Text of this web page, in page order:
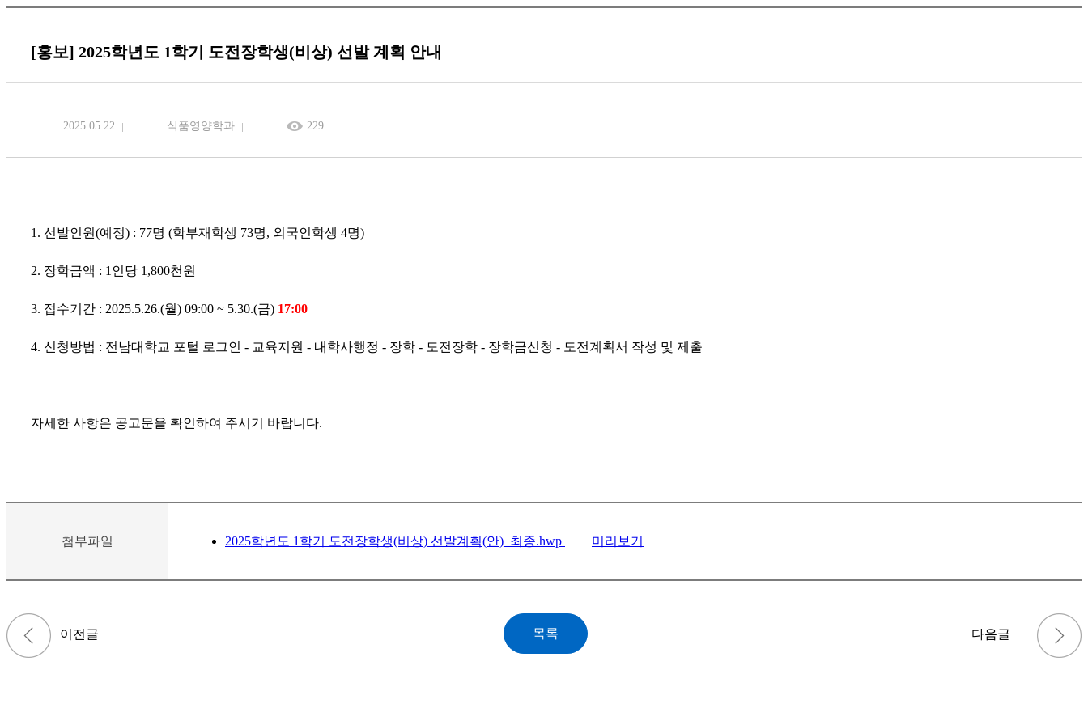
[홍보] 2025학년도 1학기 도전장학생(비상) 선발 계획 안내
2025.05.22 식품영양학과 229
1. 선발인원(예정) : 77명 (학부재학생 73명, 외국인학생 4명)
2. 장학금액 : 1인당 1,800천원
3. 접수기간 : 2025.5.26.(월) 09:00 ~ 5.30.(금) 17:00
4. 신청방법 : 전 남대학교 포털 로그인 - 교육지원 - 내학사행정 - 장학 - 도전장학 - 장학금신청 - 도전계획서 작성 및 제출
자세한 사항은 공고문을 확인하여 주시기 바랍니다.
첨부파일 2025학년도 1학기 도전장학생(비상) 선발계획(안)_최종.hwp 미리보기